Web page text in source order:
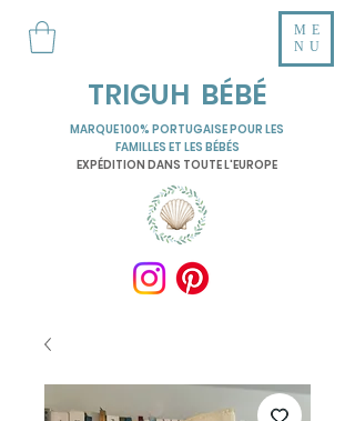
TRIGUH BÉBÉ
ME
NU
MARQUE 100% PORTUGAISE POUR LES
FAMILLES ET LES BÉBÉS
EXPÉDITION DANS TOUTE L'EUROPE